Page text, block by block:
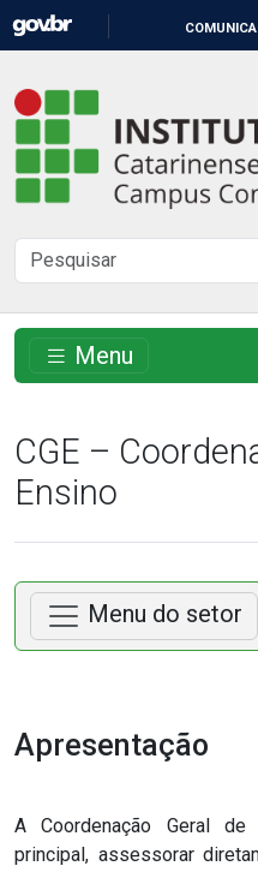
CONTEÚDO
Instituto
Federal
Catarinense
-
Campus
Concórdia
Buscar
no
site
Menu
CGE –
Ensino
Menu do setor
Apresentação
A Coordenação Geral
principal, assessorar